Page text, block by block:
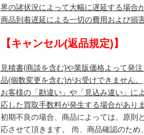
界の諸状況によって大幅に遅延する場合
商品到着遅延による一切の費用および損
【キャンセル(返品規定)】
見積書(商談を含む)や業販価格よって発
品(個数変更を含む)がお受けできません。
お客様の「勘違い」や「見込み違い」に
応した買取手数料が発生する場合があり
初期不良の場合、商品によっては、原則
応させて頂きます。 尚、商品確認のた